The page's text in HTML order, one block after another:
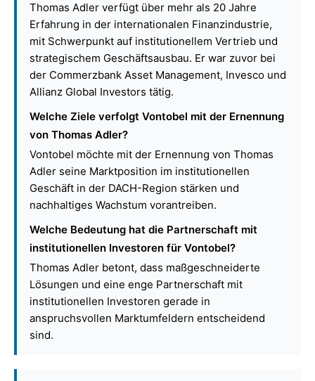
Thomas Adler verfügt über mehr als 20 Jahre
Erfahrung in der internationalen Finanzindustrie,
mit Schwerpunkt auf institutionellem Vertrieb und
strategischem Geschäftsausbau. Er war zuvor bei
der Commerzbank Asset Management, Invesco und
Allianz Global Investors tätig.
Welche Ziele verfolgt Vontobel mit der Ernennung
von Thomas Adler?
Vontobel möchte mit der Ernennung von Thomas
Adler seine Marktposition im institutionellen
Geschäft in der DACH-Region stärken und
nachhaltiges Wachstum vorantreiben.
Welche Bedeutung hat die Partnerschaft mit
institutionellen Investoren für Vontobel?
Thomas Adler betont, dass maßgeschneiderte
Lösungen und eine enge Partnerschaft mit
institutionellen Investoren gerade in
anspruchsvollen Marktumfeldern entscheidend
sind.